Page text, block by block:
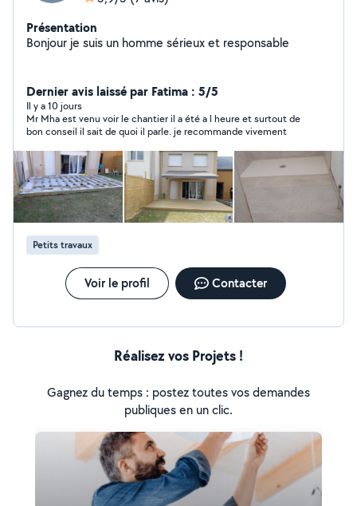
Présentation
Bonjour je suis un homme sérieux et responsable
Dernier avis laissé par Fatima : 5/5
Il y a 10 jours
Mr Mha est venu voir le chantier il a été a l heure et surtout de
bon conseil il sait de quoi il parle. je recommande vivement
Petits travaux
Voir le profil Contacter
Réalisez vos Projets !
Gagnez du temps : postez toutes vos demandes
publiques en un clic.